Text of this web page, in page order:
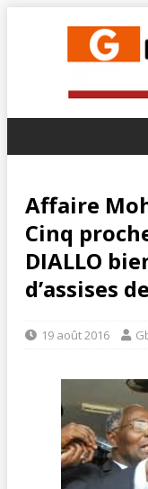
Affaire
Cinq
DIALLO
d’assises
19 août 2016